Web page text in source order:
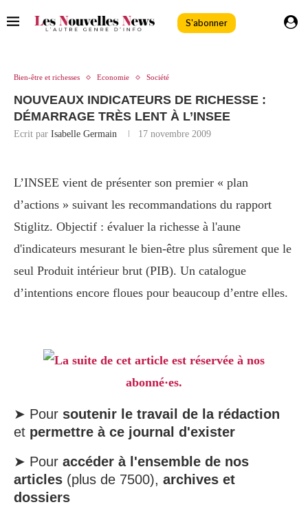
S'abonner
Bien-être et richesses Economie Société
NOUVEAUX INDICATEURS DE RICHESSE :
DÉMARRAGE TRÈS LENT À L’INSEE
Ecrit par Isabelle Germain 17 novembre 2009
L’INSEE vient de présenter son premier « plan
d’actions » suivant les recommandations du rapport
Stiglitz. Objectif : évaluer la richesse à l'aune
d'indicateurs mesurant le bien-être plus sûrement que le
seul Produit intérieur brut (PIB). Un catalogue
d’intentions encore floues pour beaucoup d’entre elles.
La suite de cet article est réservée à nos
abonné·es.
➤ Pour soutenir le travail de la rédaction
et permettre à ce journal d'exister
➤ Pour accéder à l'ensemble de nos
articles (plus de 7500), archives et
dossiers